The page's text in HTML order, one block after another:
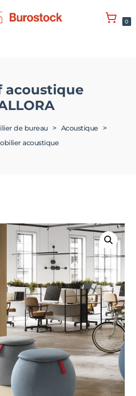
0
acoustique
de bureau > Acoustique >
acoustique